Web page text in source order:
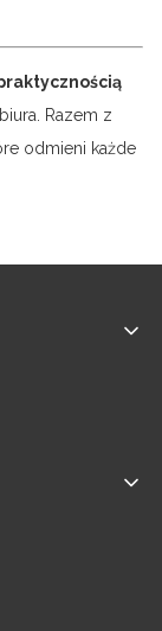
Razem z
odmieni każde